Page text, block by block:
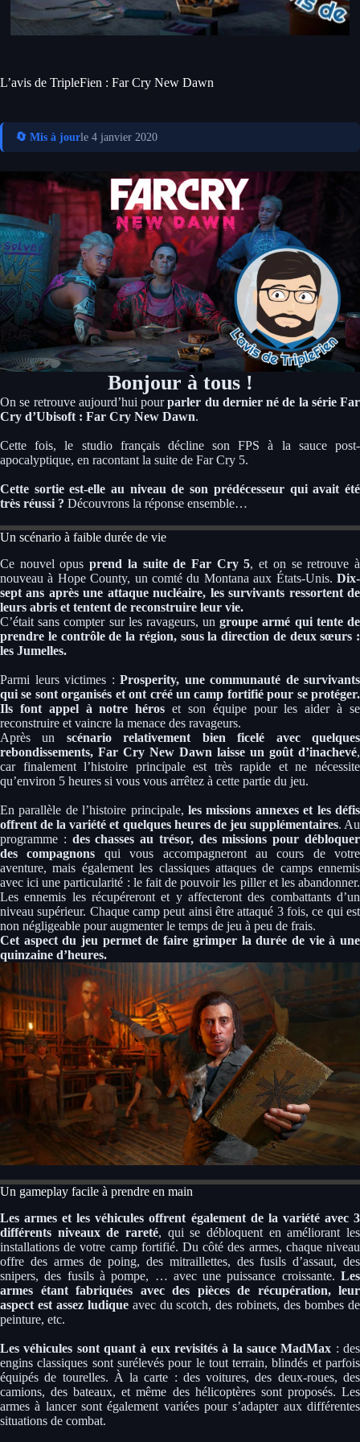
L’avis de TripleFien : Far Cry New Dawn
🔄 Mis à jourle 4 janvier 2020
Bonjour à tous !
On se retrouve aujourd’hui pourparler du dernier né de la série Far
Cry d’Ubisoft : Far Cry New Dawn.
Cette fois, le studio français décline son FPS à la sauce post-
apocalyptique, en racontant la suite de Far Cry 5.
Cette sortie est-elle au niveau de son prédécesseur qui avait été
très réussi ? Découvrons la réponse ensemble…
Un scénario à faible durée de vie
Ce nouvel opusprend la suite de Far Cry 5, et on se retrouve à
nouveau à Hope County, un comté du Montana aux États-Unis. Dix-
sept ans après une attaque nucléaire, les survivants ressortent de
leurs abris et tentent de reconstruire leur vie.
C’était sans compter sur les ravageurs, ungroupe armé qui tente de
prendre le contrôle de la région, sous la direction de deux sœurs :
les Jumelles.
Parmi leurs victimes : Prosperity, une communauté de survivants
qui se sont organisés et ont créé un camp fortifié pour se protéger.
Ils font appel à notre héros et son équipe pour les aider à se
reconstruire et vaincre la menace des ravageurs.
Après un scénario relativement bien ficelé avec quelques
rebondissements, Far Cry New Dawn laisse un goût d’inachevé,
car finalement l’histoire principale est très rapide et ne nécessite
qu’environ 5 heures si vous vous arrêtez à cette partie du jeu.
En parallèle de l’histoire principale, les missions annexes et les défis
offrent de la variété et quelques heures de jeu supplémentaires. Au
programme : des chasses au trésor, des missions pour débloquer
des compagnons qui vous accompagneront au cours de votre
aventure, mais également les classiques attaques de camps ennemis
avec ici une particularité : le fait de pouvoir les piller et les abandonner.
Les ennemis les récupéreront et y affecteront des combattants d’un
niveau supérieur. Chaque camp peut ainsi être attaqué 3 fois, ce qui est
non négligeable pour augmenter le temps de jeu à peu de frais.
Cet aspect du jeu permet de faire grimper la durée de vie à une
quinzaine d’heures.
Un gameplay facile à prendre en main
Les armes et les véhicules offrent également de la variété avec 3
différents niveaux de rareté, qui se débloquent en améliorant les
installations de votre camp fortifié. Du côté des armes, chaque niveau
offre des armes de poing, des mitraillettes, des fusils d’assaut, des
snipers, des fusils à pompe, … avec une puissance croissante. Les
armes étant fabriquées avec des pièces de récupération, leur
aspect est assez ludiqueavec du scotch, des robinets, des bombes de
peinture, etc.
Les véhicules sont quant à eux revisités à la sauce MadMax : des
engins classiques sont surélevés pour le tout terrain, blindés et parfois
équipés de tourelles. À la carte : des voitures, des deux-roues, des
camions, des bateaux, et même des hélicoptères sont proposés. Les
armes à lancer sont également variées pour s’adapter aux différentes
situations de combat.